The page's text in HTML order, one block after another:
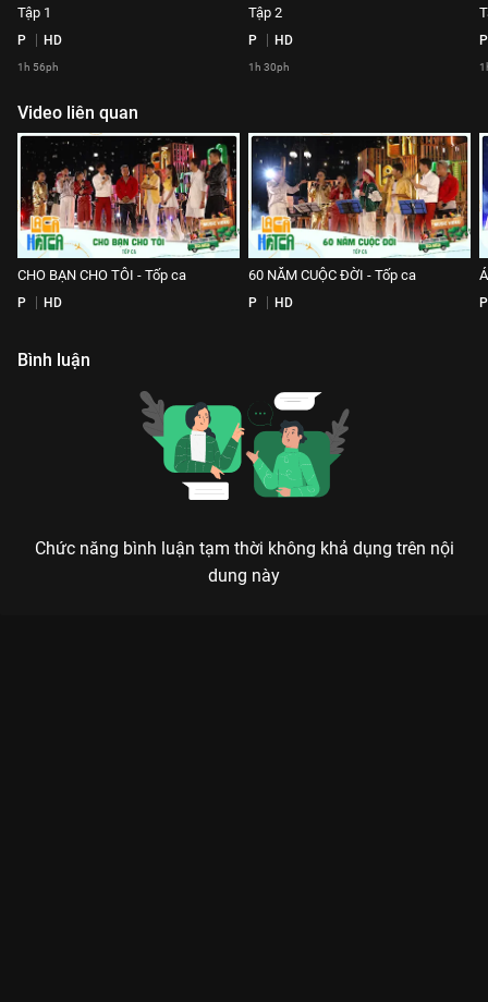
Tập 1
P HD
1h 56ph
Tập 2
P HD
1h 30ph
P
Video liên quan
CHO BẠN CHO TÔI - Tốp ca
P HD
60 NĂM CUỘC ĐỜI - Tốp ca
P HD P
Bình luận
Chức năng bình luận tạm thời không khả dụng trên nội
dung này